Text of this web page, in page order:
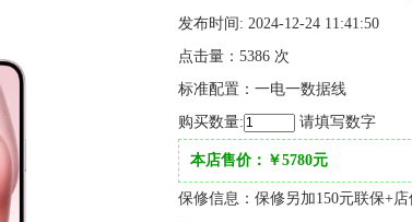
发布时间: 2024-12-24 11:41:50
点击量：5386 次
标准配置：一电一数据线
购买数量:
请填写数字
本店售价：￥5780元
保修信息：保修另加150元联保+